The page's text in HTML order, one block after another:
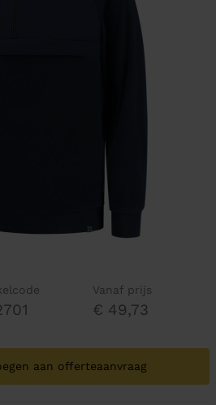
Vanaf prijs
€ 49,73
aan offerteaanvraag